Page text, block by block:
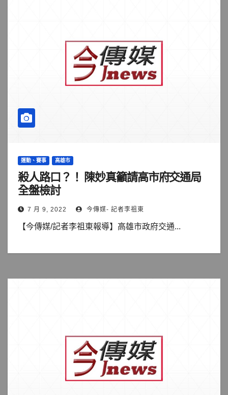
運動、賽事 高雄市
殺人路口？！ 陳妙真籲請高市府交通局
全盤檢討
7 月 9, 2022 今傳媒- 記者李祖東
【今傳媒/記者李祖東報導】高雄市政府交通...